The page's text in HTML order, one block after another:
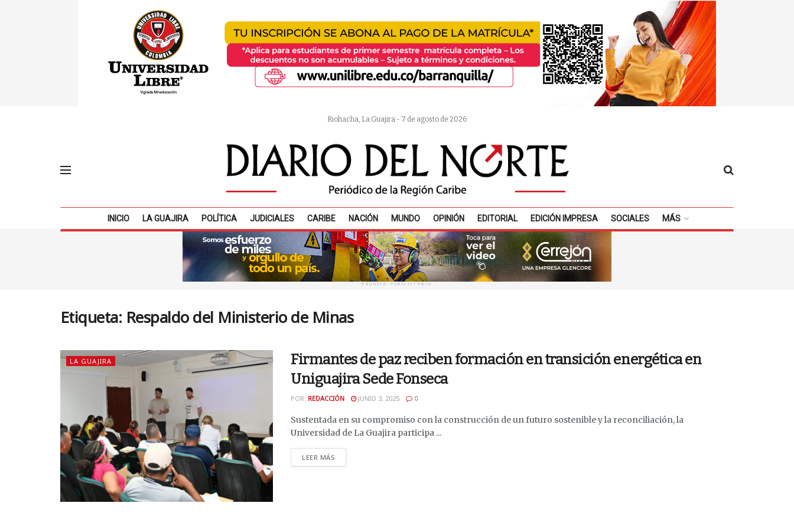
Riohacha, La Guajira - 7 de agosto de 2026
INICIO LA GUAJIRA POLÍTICA JUDICIALES CARIBE NACIÓN MUNDO OPINIÓN EDITORIAL EDICIÓN IMPRESA SOCIALES MÁS
ANUNCIO PUBLICITARIO
Etiqueta: Respaldo del Ministerio de Minas
LA GUAJIRA
Firmantes de paz reciben formación en transición energética en
Uniguajira Sede Fonseca
POR: REDACCIÓN JUNIO 3, 2025 0
Sustentada en su compromiso con la construcción de un futuro sostenible y la reconciliación, la
Universidad de La Guajira participa ...
LEER MÁS